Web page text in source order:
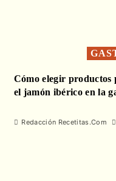
Cómo elegir productos
el jamón ibérico en la
Redacción Recetitas.Com